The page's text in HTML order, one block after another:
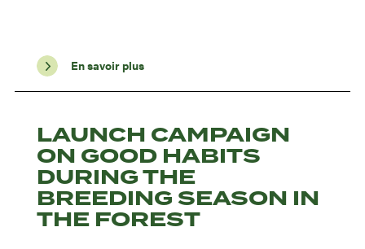
En savoir plus
LAUNCH CAMPAIGN
ON GOOD HABITS
DURING THE
BREEDING SEASON IN
THE FOREST